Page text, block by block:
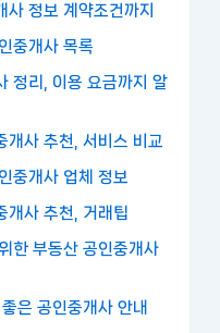
정보 계약조건까지
중개사 목록
정리, 이용 요금까지 알
개사 추천, 서비스 비교
중개사 업체 정보
개사 추천, 거래팁
한 부동산 공인중개사
은 공인중개사 안내